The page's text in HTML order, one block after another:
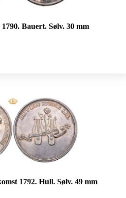
Bauert. Sølv. 30 mm
1792. Hull. Sølv. 49 mm